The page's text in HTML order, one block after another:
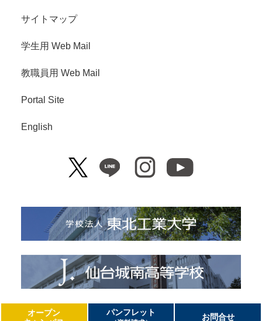
サイトマップ
学生用 Web Mail
教職員用 Web Mail
Portal Site
English
Copyright© Tohoku Institute of Technology. All Right Reserved.
オープン
パンフレット
お問合せ